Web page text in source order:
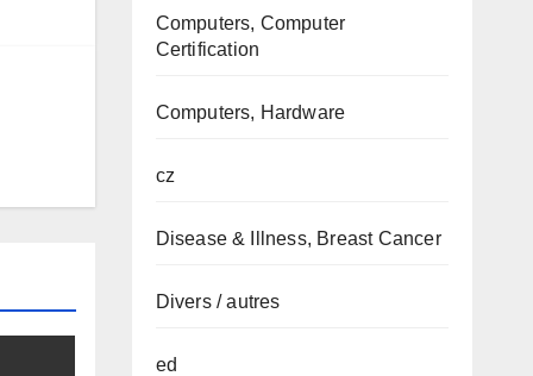
Computers, Computer
Certification
Computers, Hardware
cz
Disease & Illness, Breast Cancer
Divers / autres
ed